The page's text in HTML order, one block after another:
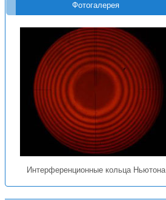
Фотогалерея
Интерференционные кольца Ньютона